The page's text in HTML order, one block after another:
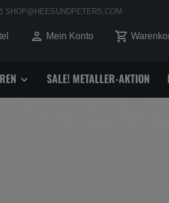
SHOP@HEESUNDPETERS.COM
Du hast 0 Produkte auf dem Merkzettel
Mein Konto
SALE! METALLER-AKTION